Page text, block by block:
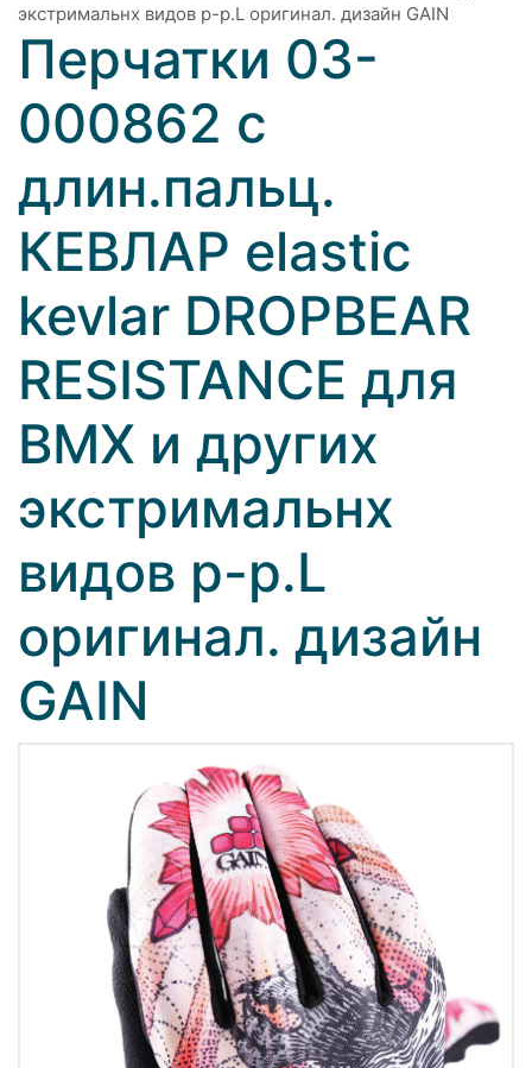
экстримальнх видов р-р.L оригинал. дизайн GAIN
Перчатки 03-
000862 с
длин.пальц.
КЕВЛАР elastic
kevlar DROPBEAR
RESISTANCE для
BMX и других
экстримальнх
видов р-р.L
оригинал. дизайн
GAIN